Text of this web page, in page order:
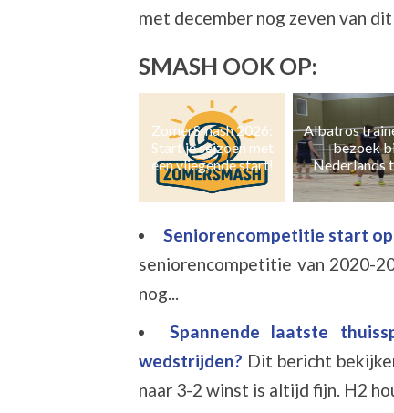
met december nog zeven van
SMASH OOK OP:
Albatros trainers op
bezoek bij
Nederlands team
Naast zaal-
en
Seniorencompetitie start
seniorencompetitie van 2020-
nog...
Spannende laatste
wedstrijden? Dit bericht
naar 3-2 winst is altijd fijn. H2